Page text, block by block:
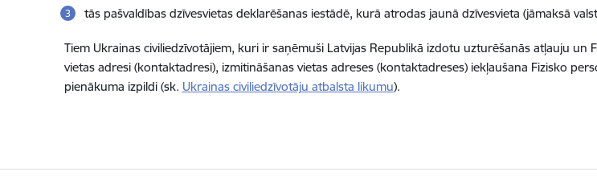
tās pašvaldības dzīvesvietas deklarēšanas iestādē, kurā atrodas jaunā dzīvesvieta (jāmaksā
Tiem Ukrainas civiliedzīvotājiem, kuri ir saņēmuši Latvijas Republikā izdotu uzturēšanās atļauju
vietas adresi (kontaktadresi), izmitināšanas vietas adreses (kontaktadreses) iekļaušana Fizisko
pienākuma izpildi (sk. Ukrainas civiliedzīvotāju atbalsta likumu).